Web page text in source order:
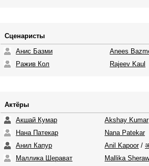
Сценаристы
Анис Базми
Anees
Ражив Кол
Rajeev Kaul
Актёры
Акшай Кумар
Akshay Kumar
Нана Патекар
Nana Patekar
Анил Капур
Anil Kapoor/
Маллика Шерават
Mallika